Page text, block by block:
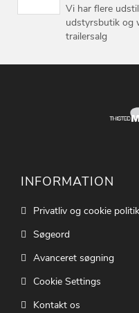
Vi har flere
udstyrsbutik og
trailersalg
INFORMATION
Privatliv og cookie politik
Søgeord
Avanceret søgning
Cookie Settings
Kontakt os